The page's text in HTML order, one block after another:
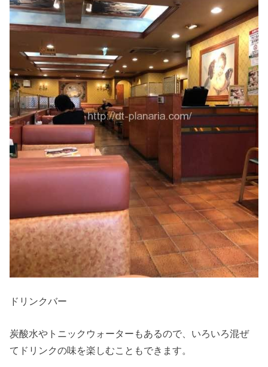
ドリンクバー
炭酸水やトニックウォーターもあるので、いろいろ混ぜ
てドリンクの味を楽しむこともできます。